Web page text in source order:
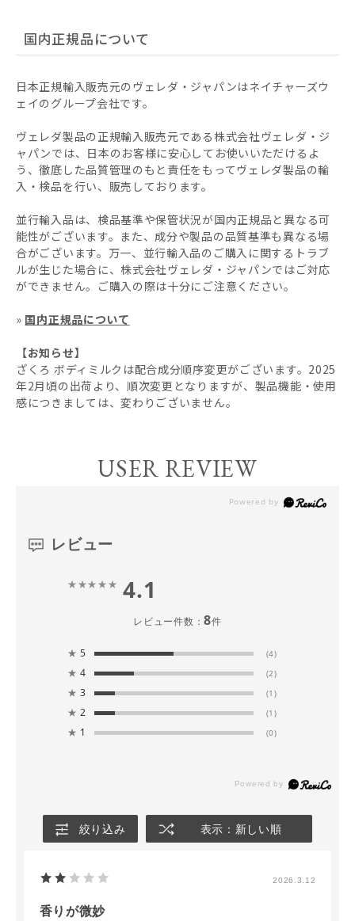
国内正規品について
日本正規輸入販売元のヴェレダ・ジャパンはネイチャーズウ
ェイのグループ会社です。
ヴェレダ製品の正規輸入販売元である株式会社ヴェレダ・ジ
ャパンでは、日本のお客様に安心してお使いいただけるよ
う、徹底した品質管理のもと責任をもってヴェレダ製品の輸
入・検品を行い、販売しております。
並行輸入品は、検品基準や保管状況が国内正規品と異なる可
能性がございます。また、成分や製品の品質基準も異なる場
合がございます。万一、並行輸入品のご購入に関するトラブ
ルが生じた場合に、株式会社ヴェレダ・ジャパンではご対応
ができません。ご購入の際は十分にご注意ください。
» 国内正規品について
【お知らせ】
ざくろ ボディミルクは配合成分順序変更がございます。2025
年2月頃の出荷より、順次変更となりますが、製品機能・使用
感につきましては、変わりございません。
USER REVIEW
レビュー
4.1
レビュー件数：8件
★ 5 (4)
★ 4 (2)
★ 3 (1)
★ 2 (1)
★ 1 (0)
絞り込み 表示：新しい順
2026.3.12
香りが微妙